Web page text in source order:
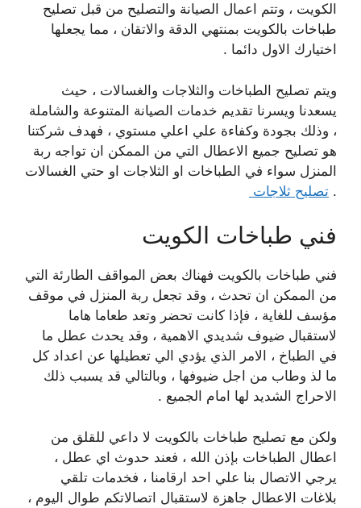
الكويت ، وتتم اعمال الصيانة والتصليح من قبل تصليح
طباخات بالكويت بمنتهي الدقة والاتقان ، مما يجعلها
اختيارك الاول دائما .
ويتم تصليح الطباخات والثلاجات والغسالات ، حيث
يسعدنا ويسرنا تقديم خدمات الصيانة المتنوعة والشاملة
، وذلك بجودة وكفاءة علي اعلي مستوي ، فهدف شركتنا
هو تصليح جميع الاعطال التي من الممكن ان تواجه ربة
المنزل سواء في الطباخات او الثلاجات او حتي الغسالات
. تصليح ثلاجات
فني طباخات الكويت
فني طباخات بالكويت فهناك بعض المواقف الطارئة التي
من الممكن ان تحدث ، وقد تجعل ربة المنزل في موقف
مؤسف للغاية ، فإذا كانت تحضر وتعد طعاما هاما
لاستقبال ضيوف شديدي الاهمية ، وقد يحدث عطل ما
في الطباخ ، الامر الذي يؤدي الي تعطيلها عن اعداد كل
ما لذ وطاب من اجل ضيوفها ، وبالتالي قد يسبب ذلك
الاحراج الشديد لها امام الجميع .
ولكن مع تصليح طباخات بالكويت لا داعي للقلق من
اعطال الطباخات بإذن الله ، فعند حدوث اي عطل ،
يرجي الاتصال بنا علي احد ارقامنا ، فخدمات تلقي
بلاغات الاعطال جاهزة لاستقبال اتصالاتكم طوال اليوم ،